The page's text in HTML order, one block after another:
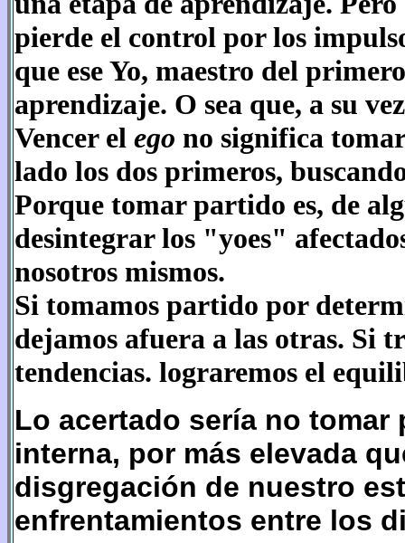
pierde el control por los
que ese Yo, maestro del
aprendizaje. O sea que, a su
Vencer el ego no significa
lado los dos primeros,
Porque tomar partido es, de
desintegrar los "yoes"
nosotros mismos.
Si tomamos partido por
dejamos afuera a las otras. Si
tendencias. lograremos el
Lo acertado sería no
interna, por más elevada
disgregación de nuestro
enfrentamientos entre los